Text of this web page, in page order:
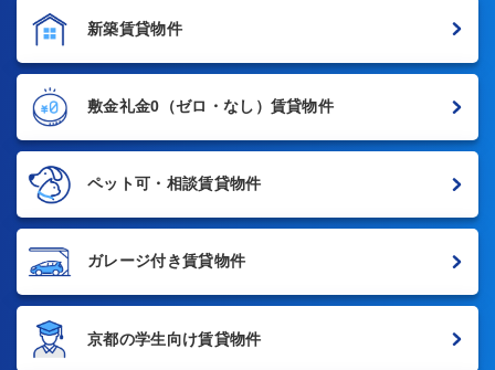
新築賃貸物件
敷金礼金0 （ゼロ・なし）賃貸物件
ペット可・相談賃貸物件
ガレージ付き賃貸物件
京都の学生向け賃貸物件